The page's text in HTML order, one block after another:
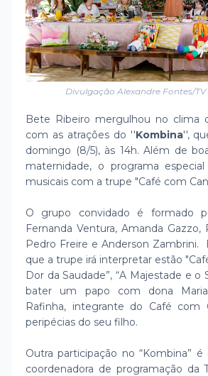
Divulgação Alexandre Fontes/
Bete Ribeiro mergulhou no clima
com as atrações do ''Kombina'',
domingo (8/5), às 14h. Além de
maternidade, o programa
musicais com a trupe "Café com
O grupo convidado é formado
Fernanda Ventura, Amanda Gazzo,
Pedro Freire e Anderson Zambrini.
que a trupe irá interpretar estão
Dor da Saudade”, “A Majestade e o
bater um papo com dona
Rafinha, integrante do Café com
peripécias do seu filho.
Outra participação no “Kombina” é
coordenadora de programação da